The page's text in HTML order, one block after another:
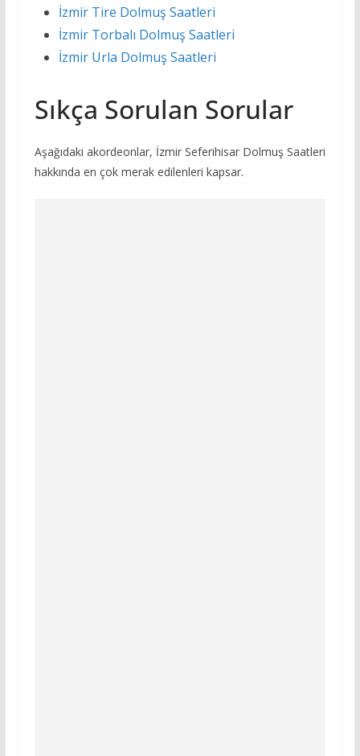
İzmir Tire Dolmuş Saatleri
İzmir Torbalı Dolmuş Saatleri
İzmir Urla Dolmuş Saatleri
Sıkça Sorulan Sorular
Aşağıdaki akordeonlar, İzmir Seferihisar Dolmuş Saatleri
hakkında en çok merak edilenleri kapsar.